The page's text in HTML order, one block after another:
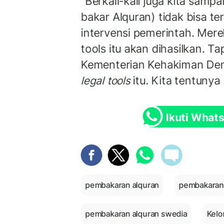
bakar Alquran) tidak bisa
intervensi pemerintah.
tools itu akan dihasilkan.
Kementerian Kehakiman
legal toolsitu. Kita tentunya
Ikuti
pembakaran alquran
pembakaran alquran swedia